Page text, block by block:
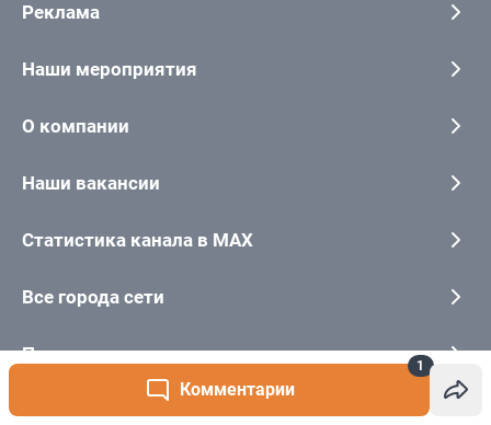
Комментарии
1